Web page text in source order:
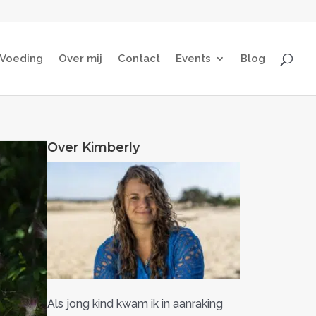
Voeding Over mij Contact Events Blog
Over Kimberly
Als jong kind kwam ik in aanraking